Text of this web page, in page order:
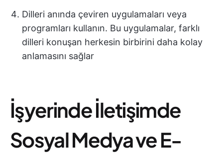
Dilleri anında çeviren uygulamaları veya
programları kullanın. Bu uygulamalar, farklı
dilleri konuşan herkesin birbirini daha kolay
anlamasını sağlar
İşyerinde İletişimde
Sosyal Medya ve E-